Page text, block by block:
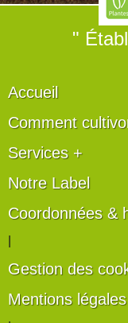
"
Accueil
Comment
Services +
Notre Label
Coordonnées &
Gestion des
Mentions légales